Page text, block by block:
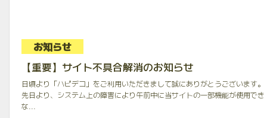
お知らせ
【重要】サイト不具合解消のお知らせ
日頃より「ハピデコ」をご利用いただきまして誠にありがとうございます。
先日より、システム上の障害により午前中に当サイトの一部機能が使用でき
な...